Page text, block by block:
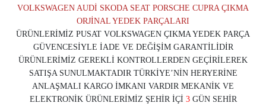
VOLKSWAGEN AUDİ SKODA SEAT PORSCHE CUPRA ÇIKMA
ORJİNAL YEDEK PARÇALARI
ÜRÜNLERİMİZ PUSAT VOLKSWAGEN ÇIKMA YEDEK PARÇA
GÜVENCESİYLE İADE VE DEĞİŞİM GARANTİLİDİR
ÜRÜNLERİMİZ GEREKLİ KONTROLLERDEN GEÇİRİLEREK
SATIŞA SUNULMAKTADIR TÜRKİYE’NİN HERYERİNE
ANLAŞMALI KARGO İMKANI VARDIR MEKANİK VE
ELEKTRONİK ÜRÜNLERİMİZ ŞEHİR İÇİ 3GÜN SEHİR